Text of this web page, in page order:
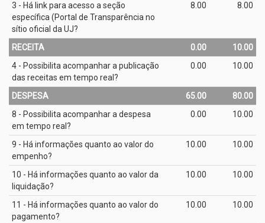
3 - Há link para acesso a seção
específica (Portal de Transparência no
sítio oficial da UJ?
8.00 8.00
RECEITA 0.00
10.00
4 - Possibilita acompanhar a publicação
das receitas em tempo real?
0.00 10.00
DESPESA 65.00
80.00
8 - Possibilita acompanhar a despesa
em tempo real?
0.00 10.00
9 - Há informações quanto ao valor do
empenho?
10.00 10.00
10 - Há informações quanto ao valor da
liquidação?
10.00 10.00
11 - Há informações quanto ao valor do
pagamento?
10.00 10.00